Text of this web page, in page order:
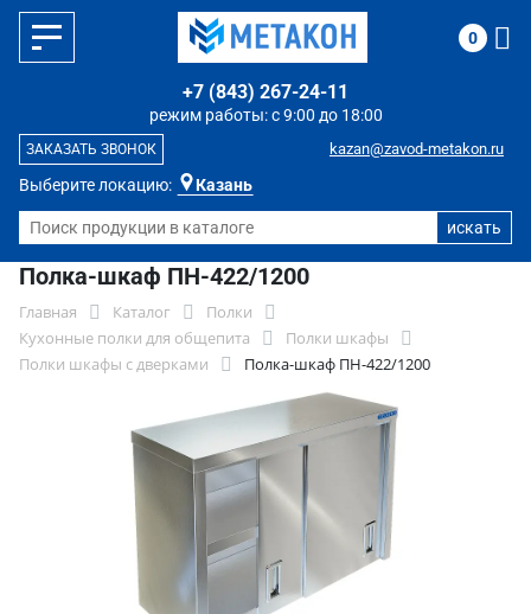
Выберите локацию: Казань
режим работы: с 9:00 до 18:00
+7 (843) 267-24-11
kazan@zavod-metakon.ru
ЗАКАЗАТЬ ЗВОНОК
0
Полка-шкаф ПН-422/1200
Главная Каталог
Полки
Кухонные полки для общепита
Полки шкафы
Полки шкафы с дверками
Полка-шкаф ПН-422/1200